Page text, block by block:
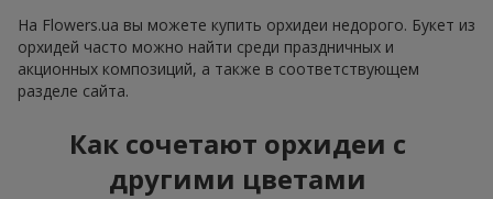
На Flowers.ua вы можете купить орхидеи недорого. Букет из
орхидей часто можно найти среди праздничных и
акционных композиций, а также в соответствующем
разделе сайта.
Как сочетают орхидеи с
другими цветами